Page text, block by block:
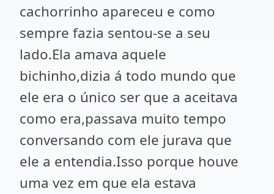
cachorrinho apareceu e como
sempre fazia sentou-se a seu
lado.Ela amava aquele
bichinho,dizia á todo mundo que
ele era o único ser que a aceitava
como era,passava muito tempo
conversando com ele jurava que
ele a entendia.Isso porque houve
uma vez em que ela estava